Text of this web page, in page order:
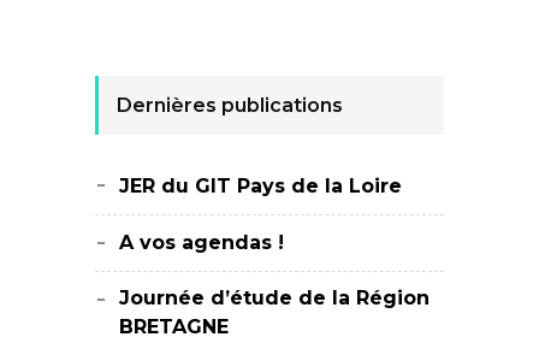
Dernières publications
JER du GIT Pays de la Loire
A vos agendas !
Journée d’étude de la Région
BRETAGNE